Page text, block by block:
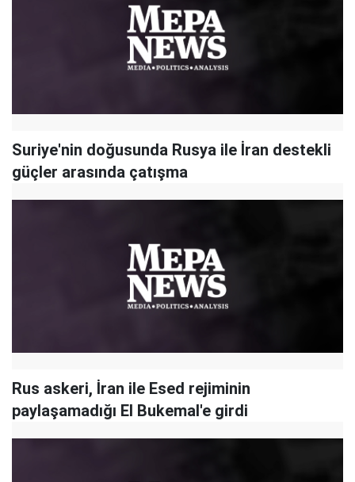
Suriye'nin doğusunda Rusya ile İran destekli
güçler arasında çatışma
Rus askeri, İran ile Esed rejiminin
paylaşamadığı El Bukemal'e girdi